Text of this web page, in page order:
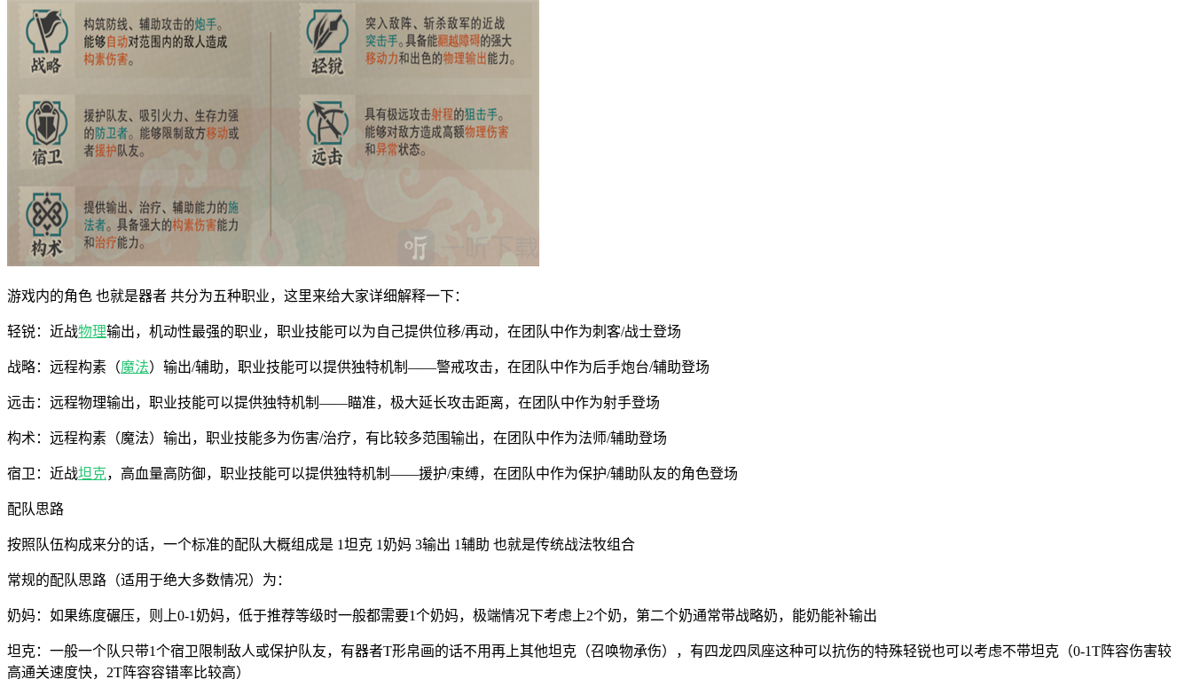
游戏内的角色 也就是器者 共分为五种职业，这里来给大家详细解释一下：
轻锐：近战物理输出，机动性最强的职业，职业技能可以为自己提供位移/再动，在团队中作为刺客/战士登场
战略：远程构素（魔法）输出/辅助，职业技能可以提供独特机制——警戒攻击，在团队中作为后手炮台/辅助登场
远击：远程物理输出，职业技能可以提供独特机制——瞄准，极大延长攻击距离，在团队中作为射手登场
构术：远程构素（魔法）输出，职业技能多为伤害/治疗，有比较多范围输出，在团队中作为法师/辅助登场
宿卫：近战坦克，高血量高防御，职业技能可以提供独特机制——援护/束缚，在团队中作为保护/辅助队友的角色登场
配队思路
按照队伍构成来分的话，一个标准的配队大概组成是 1坦克 1奶妈 3输出 1辅助 也就是传统战法牧组合
常规的配队思路（适用于绝大多数情况）为：
奶妈：如果练度碾压，则上0-1奶妈，低于推荐等级时一般都需要1个奶妈，极端情况下考虑上2个奶，第二个奶通常带战略奶，能奶能补输出
坦克：一般一个队只带1个宿卫限制敌人或保护队友，有器者T形帛画的话不用再上其他坦克（召唤物承伤），有四龙四凤座这种可以抗伤的特殊轻锐也可以考虑不带坦克（0-1T阵容伤害较
高通关速度快，2T阵容容错率比较高）